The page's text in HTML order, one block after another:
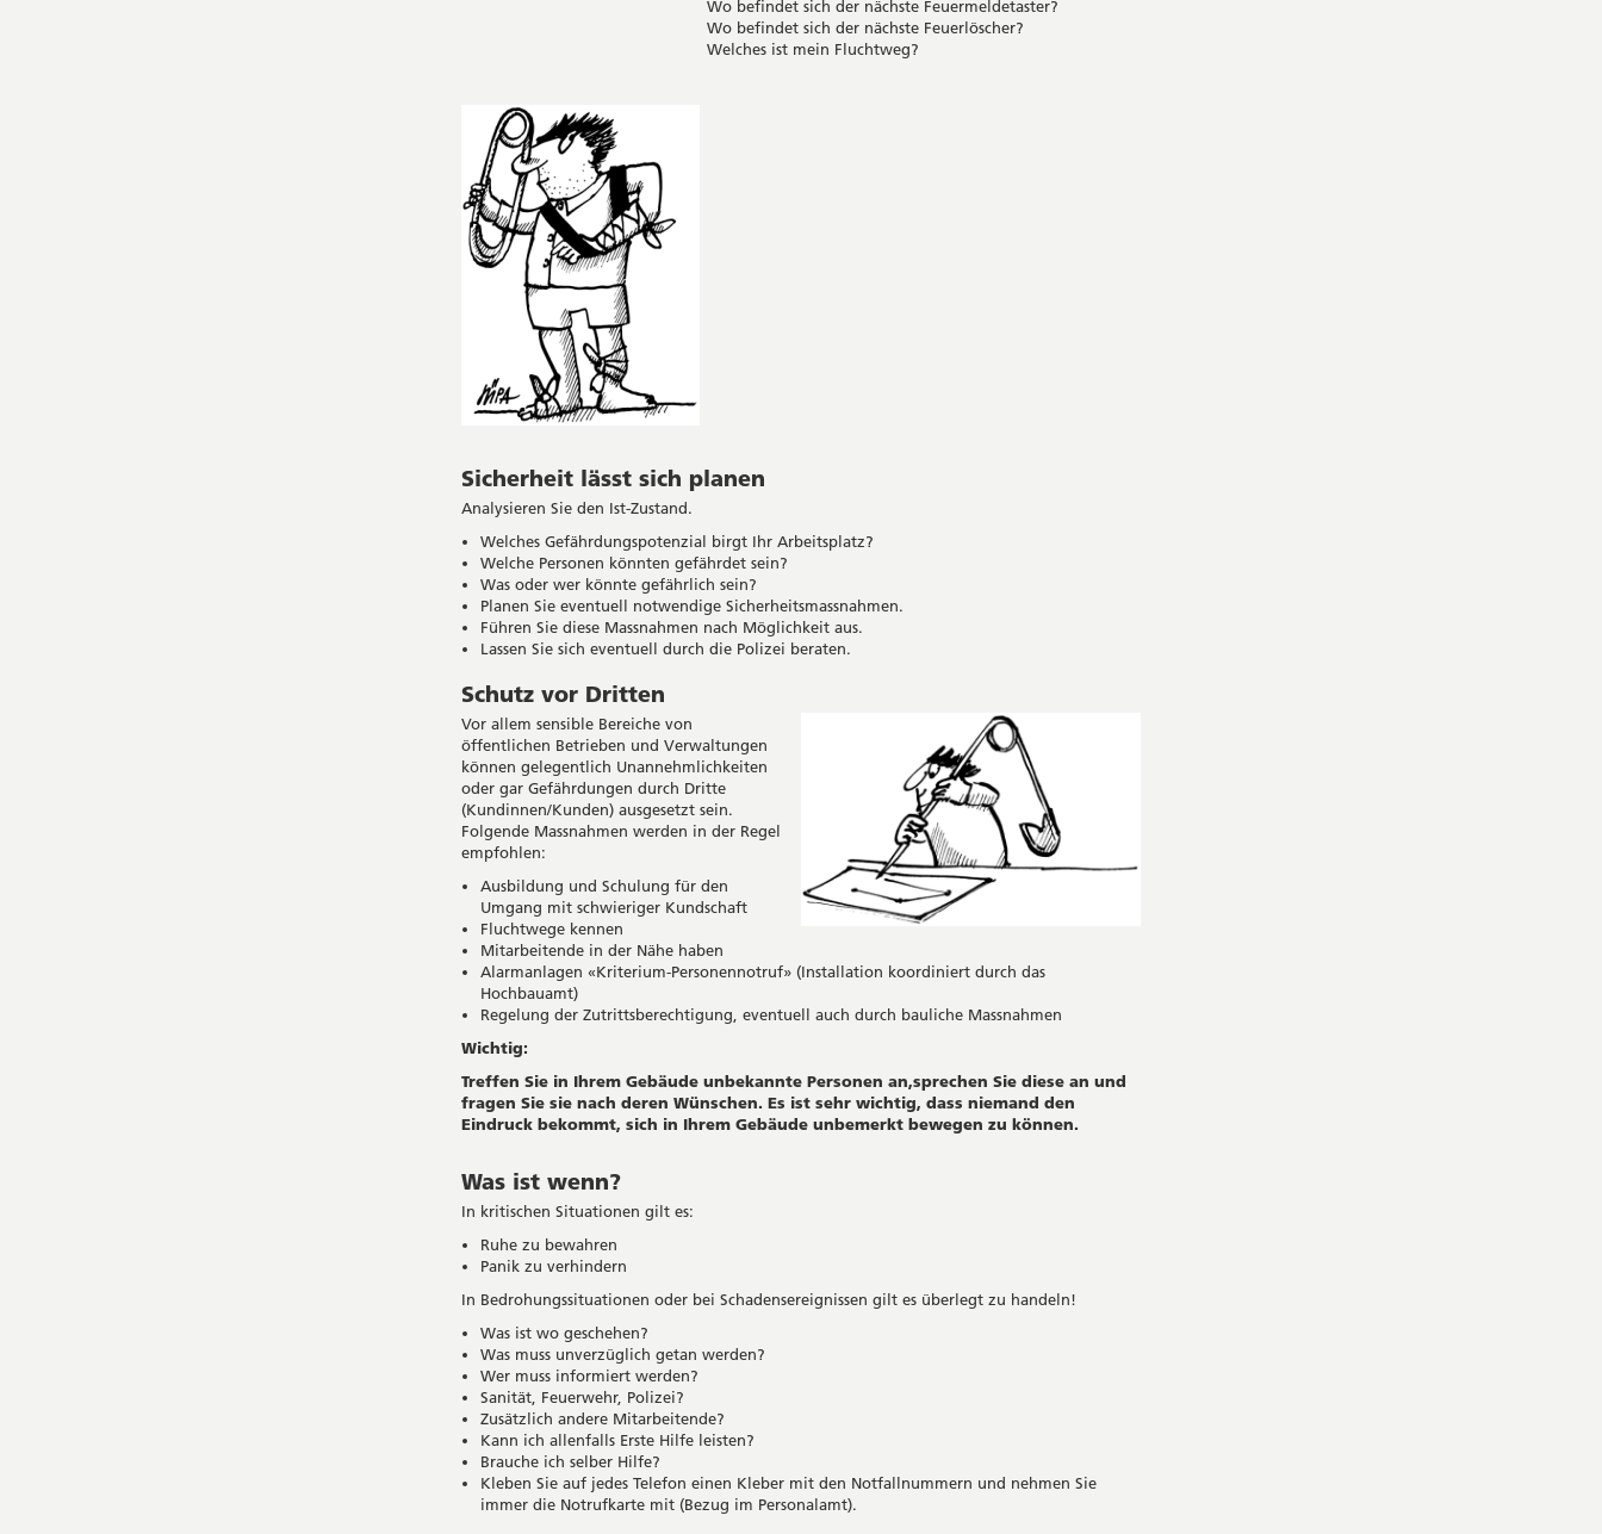
Wo befindet sich der nächste Feuermeldetaster?
Wo befindet sich der nächste Feuerlöscher?
Welches ist mein Fluchtweg?
Sicherheit lässt sich planen
Analysieren Sie den Ist-Zustand.
Welches Gefährdungspotenzial birgt Ihr Arbeitsplatz?
Welche Personen könnten gefährdet sein?
Was oder wer könnte gefährlich sein?
Planen Sie eventuell notwendige Sicherheitsmassnahmen.
Führen Sie diese Massnahmen nach Möglichkeit aus.
Lassen Sie sich eventuell durch die Polizei beraten.
Schutz vor Dritten
Vor allem sensible Bereiche von
öffentlichen Betrieben und Verwaltungen
können gelegentlich Unannehmlichkeiten
oder gar Gefährdungen durch Dritte
(Kundinnen/Kunden) ausgesetzt sein.
Folgende Massnahmen werden in der Regel
empfohlen:
Ausbildung und Schulung für den
Umgang mit schwieriger Kundschaft
Fluchtwege kennen
Mitarbeitende in der Nähe haben
Alarmanlagen «Kriterium-Personennotruf» (Installation koordiniert durch das
Hochbauamt)
Regelung der Zutrittsberechtigung, eventuell auch durch bauliche Massnahmen
Wichtig:
Treffen Sie in Ihrem Gebäude unbekannte Personen an,sprechen Sie diese an und
fragen Sie sie nach deren Wünschen. Es ist sehr wichtig, dass niemand den
Eindruck bekommt, sich in Ihrem Gebäude unbemerkt bewegen zu können.
Was ist wenn?
In kritischen Situationen gilt es:
Ruhe zu bewahren
Panik zu verhindern
In Bedrohungssituationen oder bei Schadensereignissen gilt es überlegt zu handeln!
Was ist wo geschehen?
Was muss unverzüglich getan werden?
Wer muss informiert werden?
Sanität, Feuerwehr, Polizei?
Zusätzlich andere Mitarbeitende?
Kann ich allenfalls Erste Hilfe leisten?
Brauche ich selber Hilfe?
Kleben Sie auf jedes Telefon einen Kleber mit den Notfallnummern und nehmen Sie
immer die Notrufkarte mit (Bezug im Personalamt).